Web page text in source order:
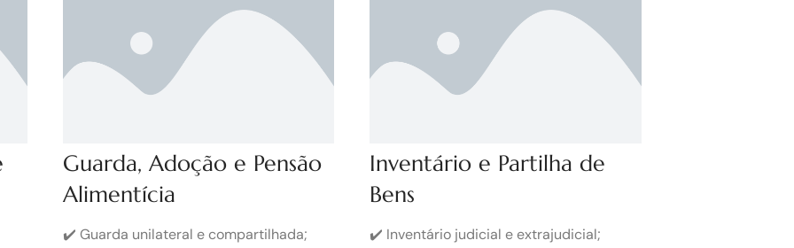
Guarda, Adoção e Pensão
Alimentícia
✔️ Guarda unilateral e compartilhada;
Inventário e Partilha de
Bens
✔️ Inventário judicial e extrajudicial;